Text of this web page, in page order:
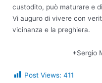
custodito, può maturare e
Vi auguro di vivere con
vicinanza e la preghiera.
+Sergio
Post Views: 411